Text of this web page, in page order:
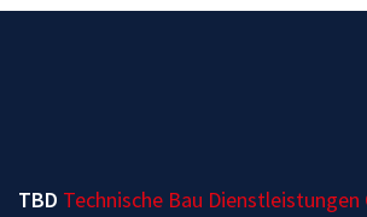
TBD Technische Bau Dienstleistungen